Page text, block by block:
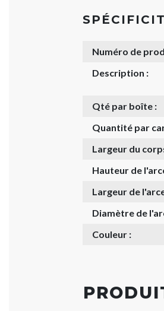
Numéro de
Description :
Qté par boîte :
Quantité par
Largeur du
Hauteur de
Largeur de
Diamètre de
Couleur :